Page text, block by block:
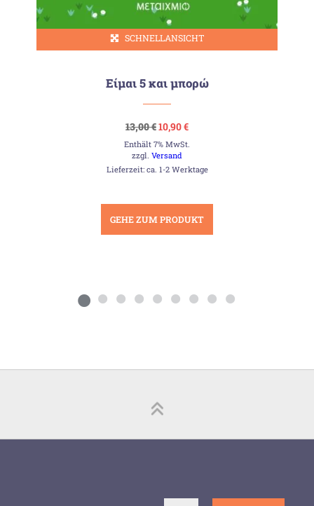
SCHNELLANSICHT
Είμαι 5 και μπορώ
13,00€Ursprünglicher
Preis
war:
13,00 €
10,90€Aktueller
ist:
Enthält 7% MwSt.
zzgl.Versand
Lieferzeit: ca. 1-2 Werktage
GEHE ZUM PRODUKT